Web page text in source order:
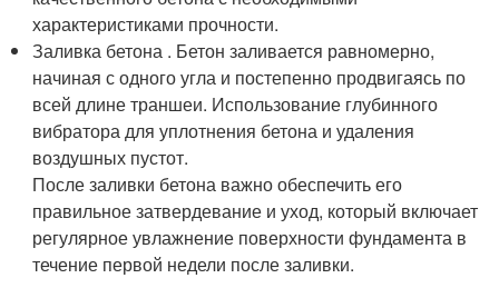
характеристиками прочности.
Заливка бетона . Бетон заливается равномерно,
начиная с одного угла и постепенно продвигаясь по
всей длине траншеи. Использование глубинного
вибратора для уплотнения бетона и удаления
воздушных пустот.
После заливки бетона важно обеспечить его
правильное затвердевание и уход, который включает
регулярное увлажнение поверхности фундамента в
течение первой недели после заливки.